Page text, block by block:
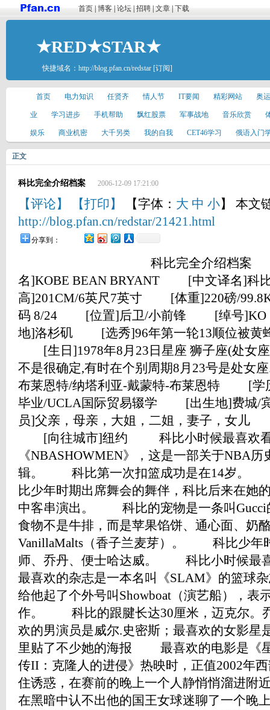
首页 博客 论坛 招聘 文章 下载
★RED★STAR★
快捷域名： http://blog.pfan.cn/redstar [订阅]
首页 电力知识 任贤齐 情人节 IT要闻 精彩网站 奥
业 学习进步 手机帮助 飘红股票 军事战地 音乐欣赏
娱乐 商业机密 大千另类 我的自我 CET46学习 俄语入门
正文
科比完全介绍档案 2006-12-09 17:21:00
【评论】 【打印】 【字体： 大 中 小】 本文
http://blog.pfan.cn/redstar/21421.html
分享到：
科比完全介绍档案 个
名]KOBE BEAN BRYANT [中文译名]
高]201CM/6英尺7英寸 [体重]220磅/
码 8/24 [位置]后卫/小前锋 [绰号
地]洛杉矶 [选秀]96年第一轮13顺位被黄
[生日]1978年8月23日星座 狮子座(处女座
不是很确定,有时在个别周期8月23号是处
布莱恩特/纳塔利亚-戴蒙特-布莱恩特 [学
毕业/UCLA国际贸易辍学 [出生地]费城
员]父亲，母亲，大姐，二姐，妻子，女
[向往城市]纽约 科比小时候最喜欢看
《NBASHOWMEN》，这是一部关于NBA
辑。 科比第一次扣篮成功是在14岁。
比少年时期出席舞会的舞伴，科比后来在她
中客串演出。 科比的宠物是一条叫
食物不是牛排，而是苹果馅饼、通心面、奶
VanillaMalts（香子兰麦芽）。 科比少年
师、乔丹、便士哈达威。 科比小时候最喜
最喜欢的杂志是一本名叫《SLAM》的篮
给他起了个外号叫Showboat（演艺船），表
作。 科比的跟腱长达30厘米，迈克尔
欢的男演员是威尔.史密斯；最喜欢的女影星
里贴了不少她的海报 最喜欢的电影是《
传II：克隆人的进侵》热映时，正值2002年
住诱惑，在赛前的晚上一个人静悄悄溜进附
在黑暗中认不出他的国王女球迷聊了一个晚